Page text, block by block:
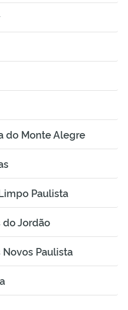
do Monte Alegre
Paulista
Jordão
Paulista